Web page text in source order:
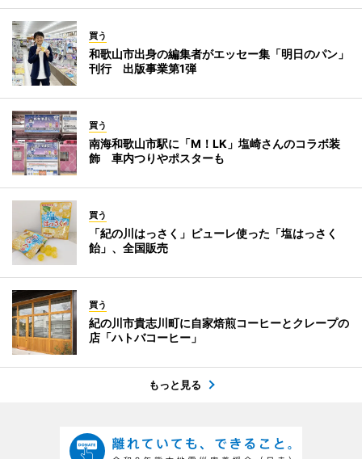
買う
和歌山市出身の編集者がエッセー集「明日のパン」
刊行 出版事業第1弾
買う
南海和歌山市駅に「M！LK」塩崎さんのコラボ装
飾 車内つりやポスターも
買う
「紀の川はっさく」ピューレ使った「塩はっさく
飴」、全国販売
買う
紀の川市貴志川町に自家焙煎コーヒーとクレープの
店「ハトバコーヒー」
もっと見る